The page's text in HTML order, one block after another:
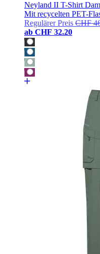
Neyland II T-Shirt
Mit recycelten PET-
Regulärer Preis CHF
ab CHF 32.20